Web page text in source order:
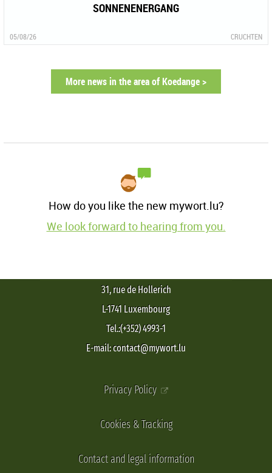
SONNENENERGANG
05/08/26 CRUCHTEN
More news in the area of Koedange >
How do you like the new mywort.lu?
We look forward to hearing from you.
31, rue de Hollerich
L-1741 Luxembourg
Tel.:(+352) 4993-1
E-mail: contact@mywort.lu
Privacy Policy
Cookies & Tracking
Contact and legal information